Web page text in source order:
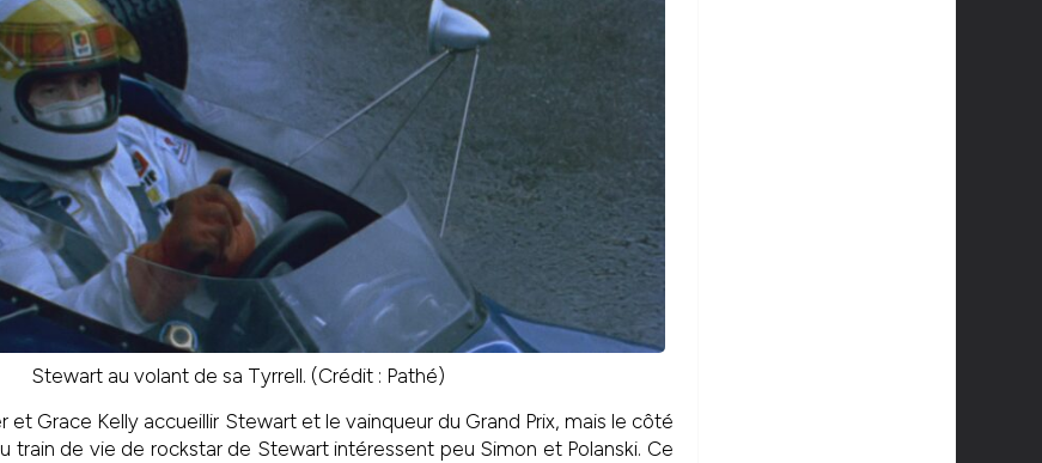
Stewart au volant de sa Tyrrell. (Crédit : Pathé)
et Grace Kelly accueillir Stewart et le vainqueur du Grand Prix, mais le côté
train de vie de rockstar de Stewart intéressent peu Simon et Polanski. Ce